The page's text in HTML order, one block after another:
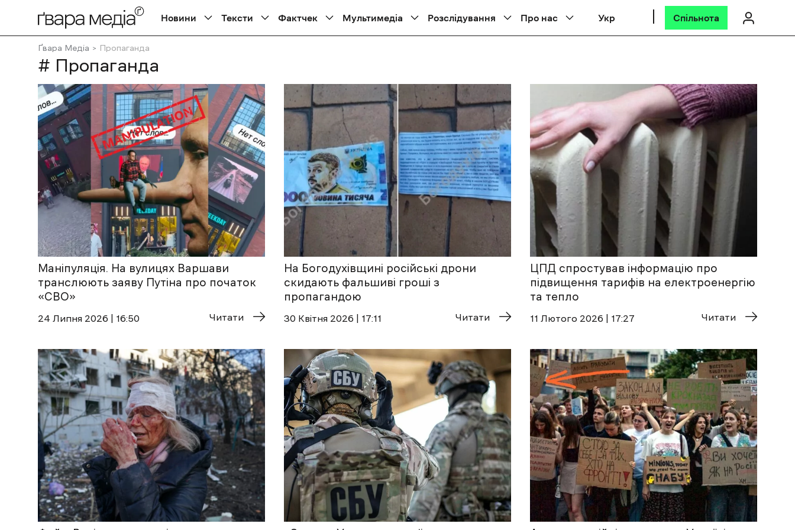
Новини Тексти Фактчек Мультимедіа Розслідування Про нас Укр Спільнота
Ґвара Медіа Пропаганда
# Пропаганда
Маніпуляція. На вулицях Варшави
транслюють заяву Путіна про початок
«СВО»
24 Липня 2026 | 16:50 Читати
На Богодухівщині російські дрони
скидають фальшиві гроші з
пропагандою
30 Квітня 2026 | 17:11 Читати
ЦПД спростував інформацію про
підвищення тарифів на електроенергію
та тепло
11 Лютого 2026 | 17:27 Читати